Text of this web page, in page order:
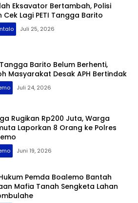
Eksavator Bertambah, Polisi
Cek Lagi PETI Tangga Barito
Juli 25, 2026
Tangga Barito Belum Berhenti,
Masyarakat Desak APH Bertindak
Juli 24, 2026
Rugikan Rp200 Juta, Warga
Laporkan 8 Orang ke Polres
Juni 19, 2026
Pemda Boalemo Bantah
Mafia Tanah Sengketa Lahan